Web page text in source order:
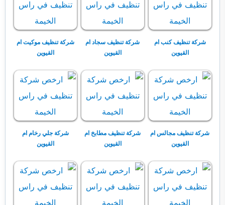
شركة تنظيف كنب ام
القيوين
شركة تنظيف سجاد ام
القيوين
شركة تنظيف موكيت ام
القيوين
شركة تنظيف مجالس ام
القيوين
شركة تنظيف مطابخ ام
القيوين
شركة جلي رخام ام
القيوين